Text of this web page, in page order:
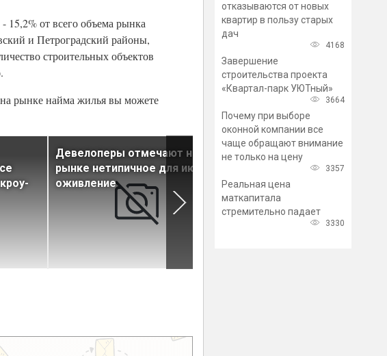
от всего объема рынка
и Петроградский районы,
строительных объектов
рынке найма жилья вы можете
Девелоперы отмечают на
рынке нетипичное для июня
оживление
Минстрой намерен
апартаменты в статистику
жилищного строительства
отказываются от новых
квартир в пользу старых
дач
4168
Завершение
строительства проекта
«Квартал-парк УЮТный»
3664
Почему при выборе
оконной компании все
чаще обращают внимание
не только на цену
3357
Реальная цена
маткапитала
стремительно падает
3330